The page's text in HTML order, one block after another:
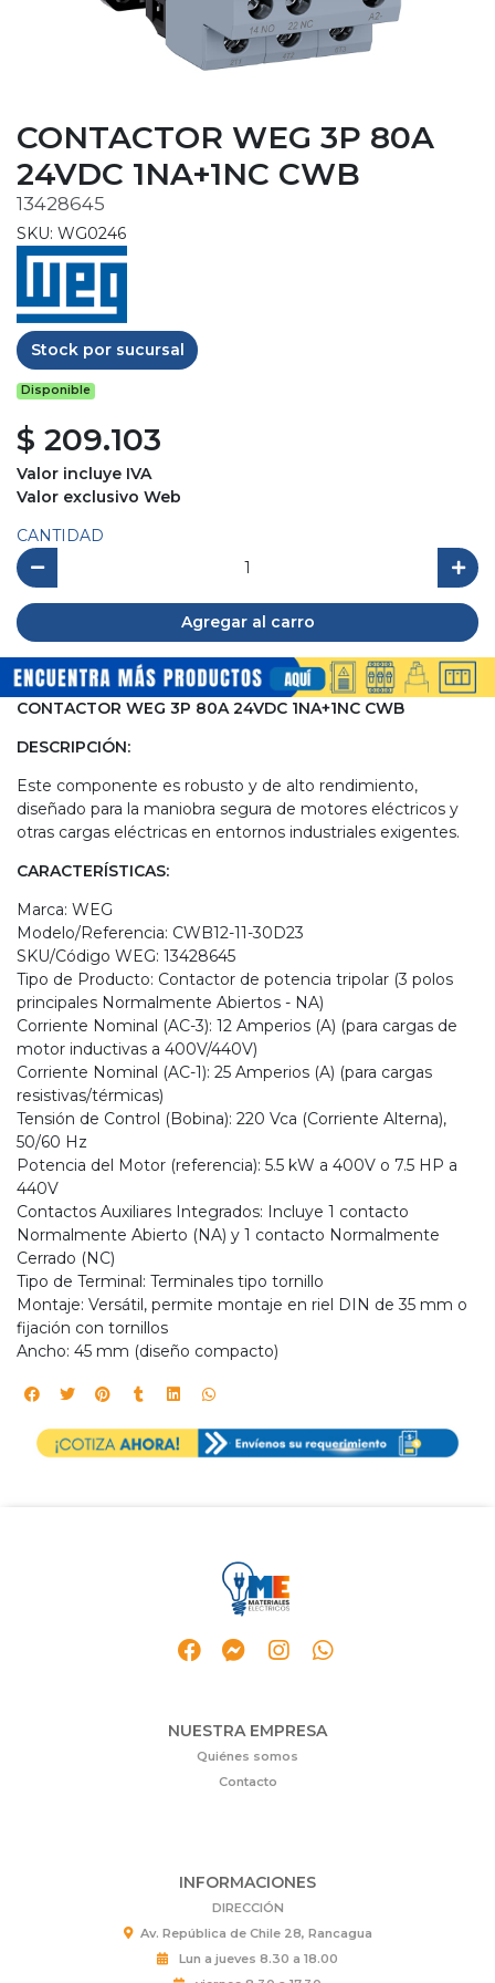
CONTACTOR WEG 3P 80A
24VDC 1NA+1NC CWB
13428645
SKU: WG0246
Stock por sucursal
Disponible
$ 209.103
Valor incluye IVA
Valor exclusivo Web
CANTIDAD
Agregar al carro
CONTACTOR WEG 3P 80A 24VDC 1NA+1NC CWB
DESCRIPCIÓN:
Este componente es robusto y de alto rendimiento,
diseñado para la maniobra segura de motores eléctricos y
otras cargas eléctricas en entornos industriales exigentes.
CARACTERÍSTICAS:
Marca: WEG
Modelo/Referencia: CWB12-11-30D23
SKU/Código WEG: 13428645
Tipo de Producto: Contactor de potencia tripolar (3 polos
principales Normalmente Abiertos - NA)
Corriente Nominal (AC-3): 12 Amperios (A) (para cargas de
motor inductivas a 400V/440V)
Corriente Nominal (AC-1): 25 Amperios (A) (para cargas
resistivas/térmicas)
Tensión de Control (Bobina): 220 Vca (Corriente Alterna),
50/60 Hz
Potencia del Motor (referencia): 5.5 kW a 400V o 7.5 HP a
440V
Contactos Auxiliares Integrados: Incluye 1 contacto
Normalmente Abierto (NA) y 1 contacto Normalmente
Cerrado (NC)
Tipo de Terminal: Terminales tipo tornillo
Montaje: Versátil, permite montaje en riel DIN de 35 mm o
fijación con tornillos
Ancho: 45 mm (diseño compacto)
NUESTRA EMPRESA
Quiénes somos
Contacto
INFORMACIONES
DIRECCIÓN
Av. República de Chile 28, Rancagua
Lun a jueves 8.30 a 18.00